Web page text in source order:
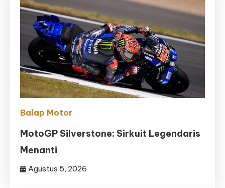
Balap Motor
MotoGP Silverstone: Sirkuit Legendaris
Menanti
Agustus 5, 2026